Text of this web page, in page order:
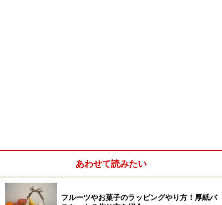
どを大人買いして入れて贈ると喜ばれそう。重くならな
いライト感覚の入学祝いにおすすめです。ラッピングも
このケースに直接リボンをかける程度で、むしろ中が見
えるかたちで差し出したいなと思います。
あわせて読みたい
フルーツやお菓子のラッピングやり方！厚紙バ